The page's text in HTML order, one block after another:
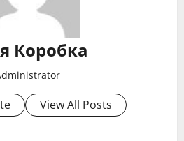
Коробка
View All Posts